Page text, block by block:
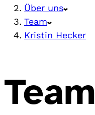
Über uns
Team
Kristin Hecker
Team